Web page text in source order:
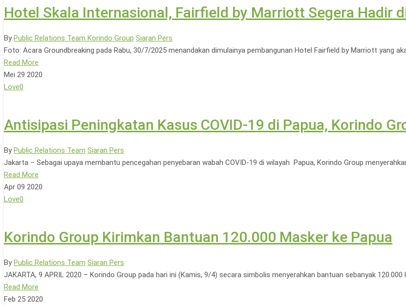
Hit enter to search or ESC to close
Hotel Skala Internasional, Fairfield by Marriott Segera Hadir
By Public Relations Team Korindo Group Siaran Pers
Foto: Acara Groundbreaking pada Rabu, 30/7/2025 menandakan dimulainya pembangunan Hotel Fairfield by Marriott yang
Read More
Mei 29 2020
Love0
Antisipasi Peningkatan Kasus COVID-19 di Papua, Korindo
By Public Relations Team Siaran Pers
Jakarta – Sebagai upaya membantu pencegahan penyebaran wabah COVID-19 di wilayah Papua, Korindo Group
Read More
Apr 09 2020
Love0
Korindo Group Kirimkan Bantuan 120.000 Masker ke Papua
By Public Relations Team Siaran Pers
JAKARTA, 9 APRIL 2020 – Korindo Group pada hari ini (Kamis, 9/4) secara simbolis menyerahkan bantuan sebanyak 120.000
Read More
Feb 25 2020